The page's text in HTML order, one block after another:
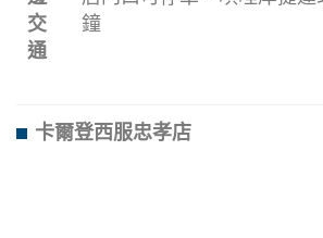
交
通
鐘
卡爾登西服忠孝店